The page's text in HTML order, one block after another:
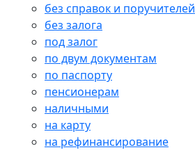
без справок и поручителей
без залога
под залог
по двум документам
по паспорту
пенсионерам
наличными
на карту
на рефинансирование